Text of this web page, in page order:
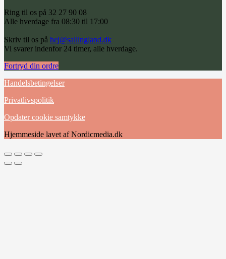
Ring til os på 32 27 90 08
Alle hverdage fra 08:30 til 17:00
Skriv til os på hej@sallingland.dk
Vi svarer indenfor 24 timer, alle hverdage.
Fortryd din ordre
Handelsbetingelser
Privatlivspolitik
Opdater cookie samtykke
Hjemmeside lavet af Nordicmedia.dk